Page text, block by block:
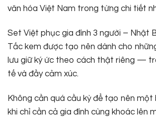
văn hóa Việt Nam trong từng chi tiết
Set Việt phục gia đình 3 người – Nhật
Tấc kem được tạo nên dành cho
lưu giữ ký ức theo cách thật riêng —
tế và đầy cảm xúc.
Không cần quá cầu kỳ để tạo nên một
khi chỉ cần cả gia đình cùng khoác lên